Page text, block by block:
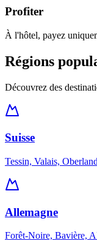
Profiter
À l'hôtel, payez
Régions
Découvrez des
Suisse
Tessin, Valais,
Allemagne
Forêt-Noire, Bavière,